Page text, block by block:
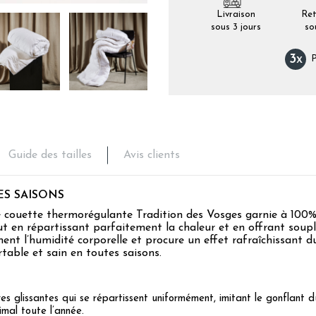
Livraison
sous 3 jours
3x
Guide des tailles Avis clients
SAISONS
thermorégulante Tradition des Vosges garnie à
répartissant parfaitement la chaleur et en offrant
l’humidité corporelle et procure un effet rafraîchissant
et sain en toutes saisons.
glissantes qui se répartissent uniformément, imitant le gonflant
toute l’année.